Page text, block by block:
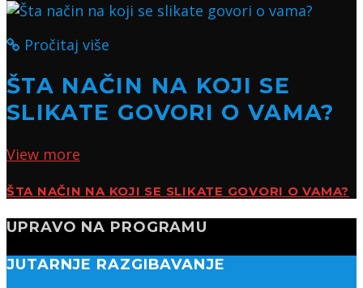
Pročitaj više
ŠTA NAČIN NA KOJI SE
SLIKATE GOVORI O VAMA?
View more
ŠTA NAČIN NA KOJI SE SLIKATE GOVORI O VAMA?
UPRAVO NA PROGRAMU
JUTARNJE RAZGIBAVANJE